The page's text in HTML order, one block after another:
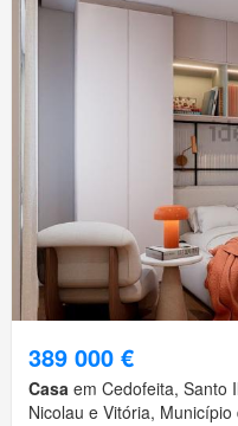
389 000 €
Casa em Cedofeita, Santo
Nicolau e Vitória,